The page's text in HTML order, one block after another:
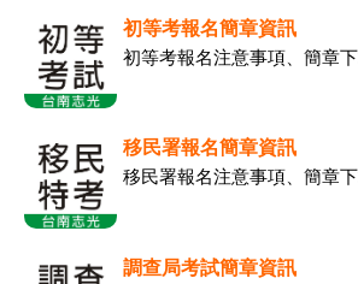
初等考報名簡章資訊
初等考報名注意事項、簡章下
移民署報名簡章資訊
移民署報名注意事項、簡章下
調查局考試簡章資訊